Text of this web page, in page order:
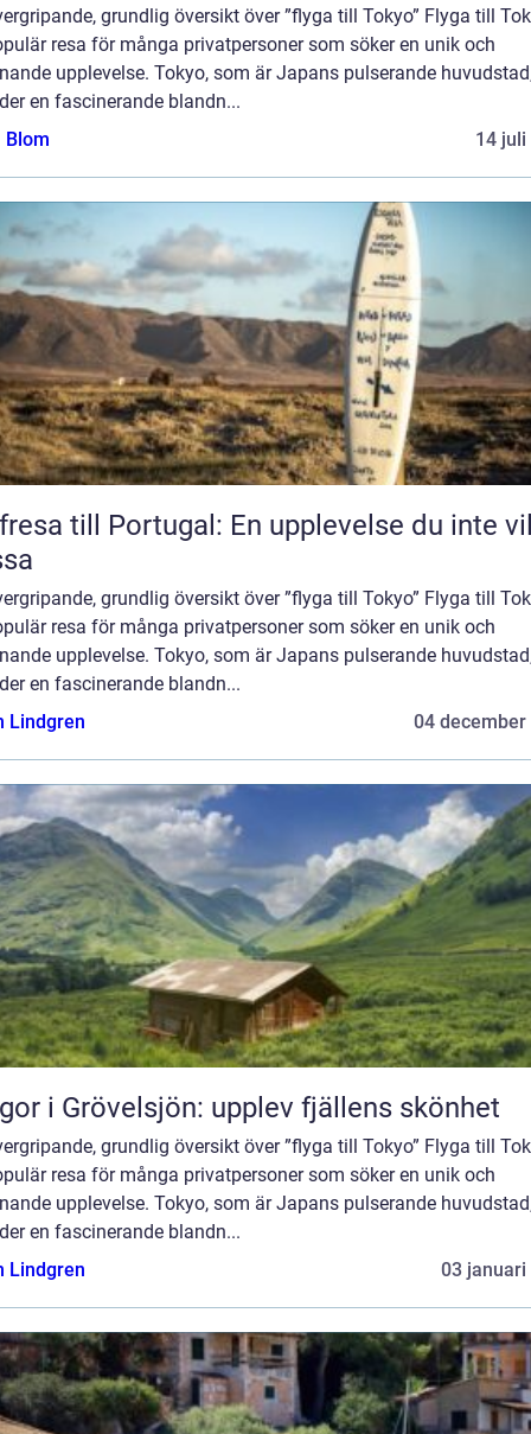
grundlig översikt över ”flyga till Tokyo” Flyga till
resa för många privatpersoner som söker en unik och
upplevelse. Tokyo, som är Japans pulserande
en fascinerande blandn...
Blom
14 juli
till Portugal: En upplevelse du inte
grundlig översikt över ”flyga till Tokyo” Flyga till
resa för många privatpersoner som söker en unik och
upplevelse. Tokyo, som är Japans pulserande
en fascinerande blandn...
Lindgren
04 december
i Grövelsjön: upplev fjällens skönhet
grundlig översikt över ”flyga till Tokyo” Flyga till
resa för många privatpersoner som söker en unik och
upplevelse. Tokyo, som är Japans pulserande
en fascinerande blandn...
Lindgren
03 januari